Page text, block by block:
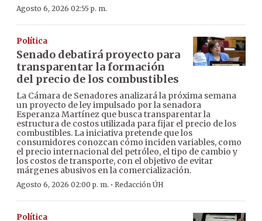
Agosto 6, 2026 02:55 p. m.
Política
Senado debatirá proyecto para
transparentar la formación
del precio de los combustibles
La Cámara de Senadores analizará la próxima semana
un proyecto de ley impulsado por la senadora
Esperanza Martínez que busca transparentar la
estructura de costos utilizada para fijar el precio de los
combustibles. La iniciativa pretende que los
consumidores conozcan cómo inciden variables, como
el precio internacional del petróleo, el tipo de cambio y
los costos de transporte, con el objetivo de evitar
márgenes abusivos en la comercialización.
Agosto 6, 2026 02:00 p. m. · Redacción ÚH
Política